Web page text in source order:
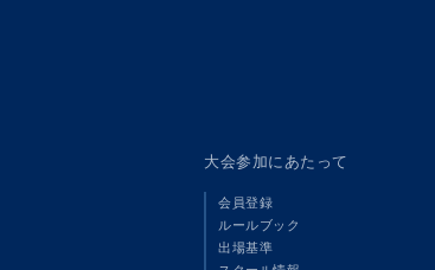
大会参加にあたって
会員登録
ルールブック
出場基準